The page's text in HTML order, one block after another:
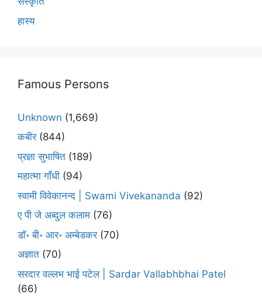
हास्य
Famous Persons
Unknown (1,669)
कबीर(844)
प्रज्ञा सुभाषित (189)
महात्मा गाँधी (94)
स्वामी विवेकानन्द | Swami Vivekananda (92)
ए पी जे अब्दुल कलाम (76)
डॉ॰ बी॰ आर॰ अम्बेडकर(70)
अज्ञात (70)
सरदार वल्लभ भाई पटेल | Sardar Vallabhbhai Patel
(66)